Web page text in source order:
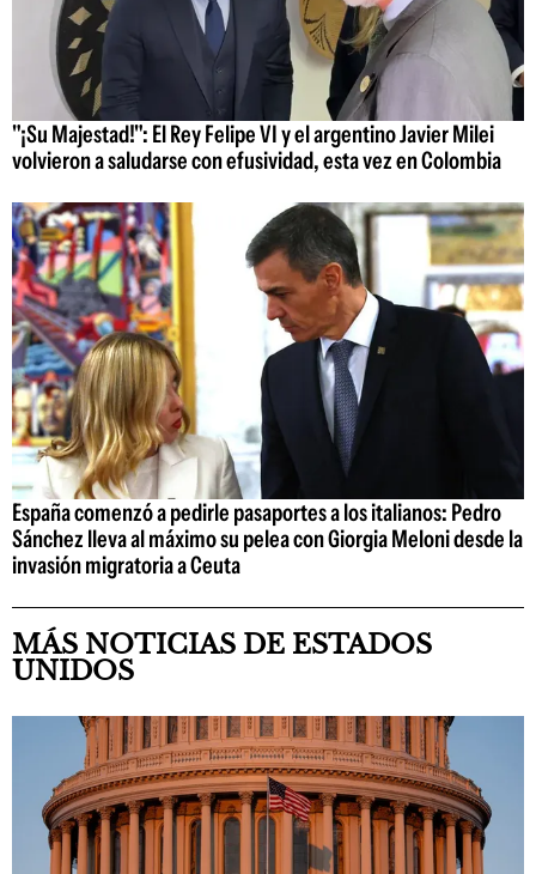
"¡Su Majestad!": El Rey Felipe VI y el argentino Javier Milei
volvieron a saludarse con efusividad, esta vez en Colombia
España comenzó a pedirle pasaportes a los italianos: Pedro
Sánchez lleva al máximo su pelea con Giorgia Meloni desde la
invasión migratoria a Ceuta
MÁS NOTICIAS DE ESTADOS
UNIDOS